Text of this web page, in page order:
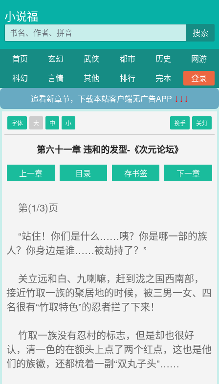
小说福
搜索
首页 玄幻 武侠 都市 历史
网游
科幻
言情 其他 排行 完本
登录
追看新章节，下载本站客户端无广告APP ↓↓↓
字体 大 中 小 换手 关灯
第六十一章 违和的发型-《次元论坛》
上一章 目录 存书签 下一章
第(1/3)页
“站住！你们是什么……咦？你是哪一部的族
人？你身边是谁……被劫持了？”
关立远和白、九喇嘛，赶到泷之国西南部，
接近竹取一族的聚居地的时候，被三男一女、四
名很有“竹取特色”的忍者拦了下来！
竹取一族没有忍村的标志，但是却也很好
认，清一色的在额头上点了两个红点，这也是他
们的族徽，还都梳着一副“双丸子头”……